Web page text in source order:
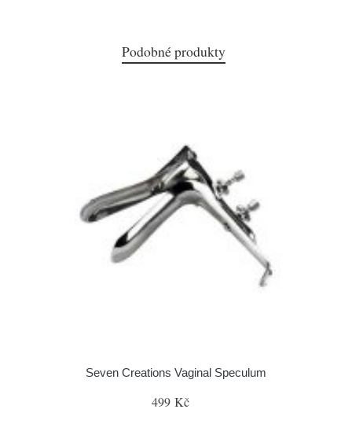
Podobné produkty
Seven Creations Vaginal Speculum
499 Kč